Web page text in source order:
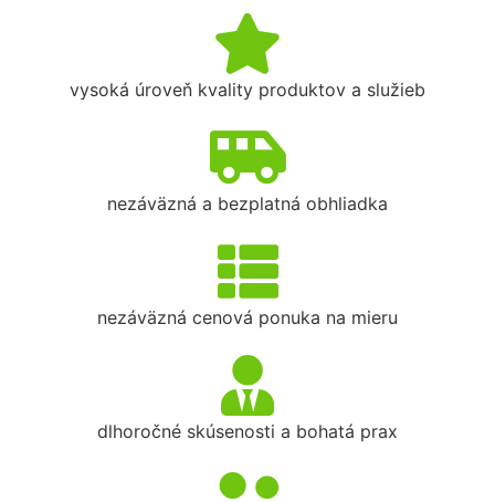
vysoká úroveň kvality produktov a služieb
nezáväzná a bezplatná obhliadka
nezáväzná cenová ponuka na mieru
dlhoročné skúsenosti a bohatá prax